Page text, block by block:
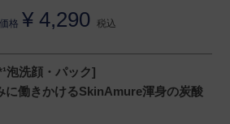
格 ¥ 4,290 税込
泡洗顔・パック]
に働きかけるSkinAmure渾身の炭酸